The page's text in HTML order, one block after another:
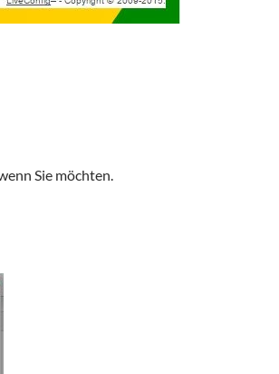
Sie möchten.